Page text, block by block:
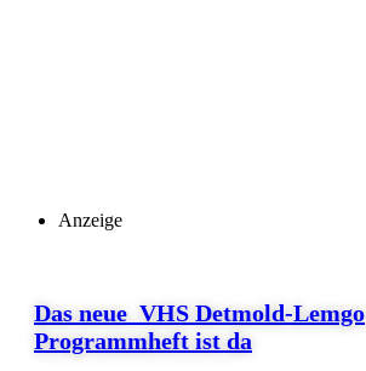
Anzeige
Das neue VHS Detmold-Lemgo
Programmheft ist da